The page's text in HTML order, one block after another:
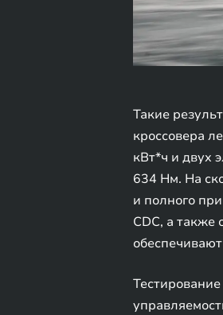
Такие
кроссовера
кВт*ч и двух
634 Нм. На
и полного
CDC, а